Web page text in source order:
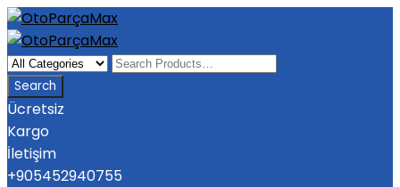
Ücretsiz
Kargo
İletişim
+905452940755